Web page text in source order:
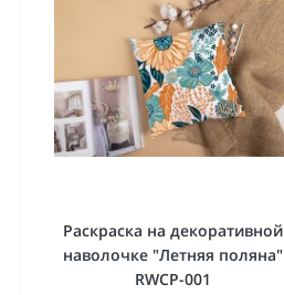
Раскраска на декоративной
наволочке "Летняя поляна"
RWCP-001